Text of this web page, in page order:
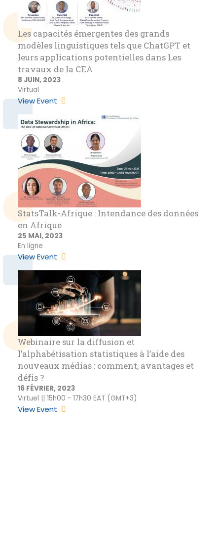
Les capacités émergentes des grands
modèles linguistiques tels que ChatGPT et
leurs applications potentielles dans Les
travaux de la CEA
8 JUIN, 2023
Virtual
View Event
StatsTalk-Afrique : Intendance des données
en Afrique
25 MAI, 2023
En ligne
View Event
Webinaire sur la diffusion et
l’alphabétisation statistiques à l’aide des
nouveaux médias : comment, avantages et
défis ?
16 FÉVRIER, 2023
Virtuel || 15h00 - 17h30 EAT (GMT+3)
View Event